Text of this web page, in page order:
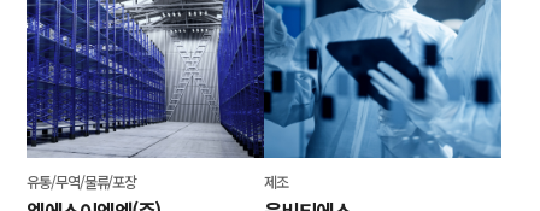
유통/무역/물류/포장 제조